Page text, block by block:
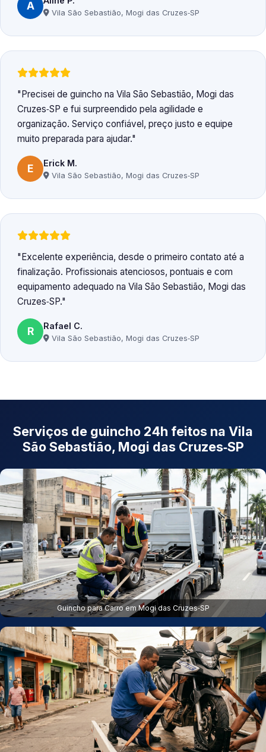
A
Vila São Sebastião, Mogi das Cruzes‑SP
Precisei de guincho na Vila São Sebastião, Mogi das
Cruzes‑SP e fui surpreendido pela agilidade e
organização. Serviço confiável, preço justo e equipe
muito preparada para ajudar.
E Erick M.
Vila São Sebastião, Mogi das Cruzes‑SP
Excelente experiência, desde o primeiro contato até a
finalização. Profissionais atenciosos, pontuais e com
equipamento adequado na Vila São Sebastião, Mogi das
Cruzes‑SP.
R Rafael C.
Vila São Sebastião, Mogi das Cruzes‑SP
Serviços de guincho 24h feitos na Vila
São Sebastião, Mogi das Cruzes‑SP
Guincho para Carro em Mogi das Cruzes‑SP